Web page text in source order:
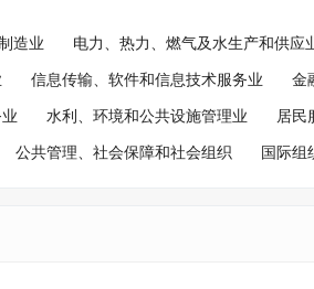
造业 电力、热力、燃气及水生产和供应
信息传输、软件和信息技术服务业 金
水利、环境和公共设施管理业 居民
公共管理、社会保障和社会组织 国际组